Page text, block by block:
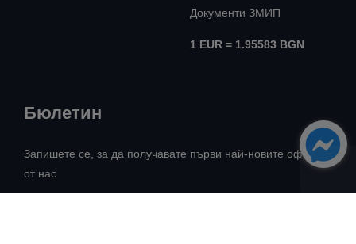
Документи ЗМИП
1 EUR = 1.95583 BGN
Бюлетин
Запишете се, за да получавате първи най-новите оферти
от нас